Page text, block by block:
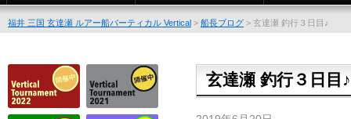
福井 三国 玄達瀬 ルアー船バーティカル Vertical > 船長ブログ > 玄達瀬 釣行３日目♪
玄達瀬 釣行３日目♪